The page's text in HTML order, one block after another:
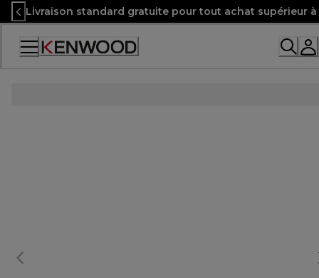
Skip
to
Content
Livraison standard gratuite pour tout achat supérieur